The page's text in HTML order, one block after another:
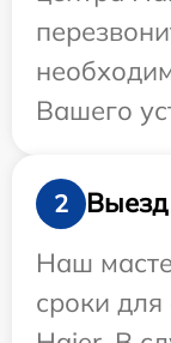
Вашего
2
Наш
сроки